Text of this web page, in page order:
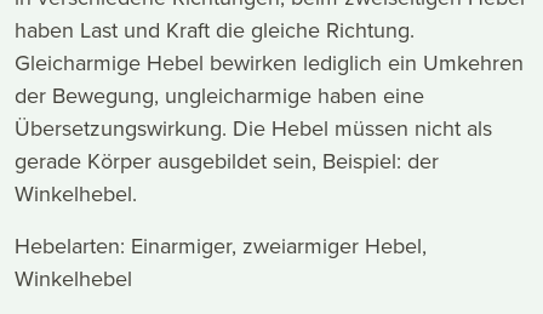
haben Last und Kraft die gleiche Richtung.
Gleicharmige Hebel bewirken lediglich ein Umkehren
der Bewegung, ungleicharmige haben eine
Übersetzungswirkung. Die Hebel müssen nicht als
gerade Körper ausgebildet sein, Beispiel: der
Winkelhebel.
Hebelarten: Einarmiger, zweiarmiger Hebel,
Winkelhebel